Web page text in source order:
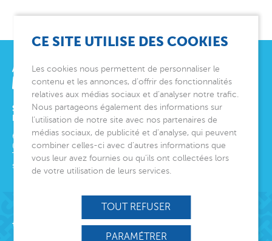
SIÈGE SOCIAL
ET DIRECTION GÉNÉRALE
6 avenue Édith Cavell
06000 Nice
Tél.
04 92 00 24 50
siege@montjoye.org
Acteur de lien social
CE SITE UTILISE DES COOKIES
Les cookies nous permettent de personnaliser le
contenu et les annonces, d’offrir des fonctionnalités
relatives aux médias sociaux et d’analyser notre trafic.
Nous partageons également des informations sur
l’utilisation de notre site avec nos partenaires de
médias sociaux, de publicité et d’analyse, qui peuvent
combiner celles-ci avec d’autres informations que
vous leur avez fournies ou qu’ils ont collectées lors
de votre utilisation de leurs services.
TOUT REFUSER
PARAMÉTRER